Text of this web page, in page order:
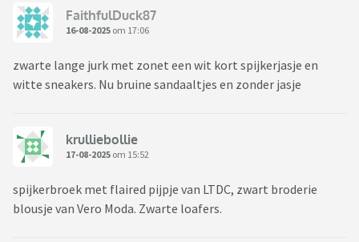
FaithfulDuck87
16-08-2025 om 17:06
zwarte lange jurk met zonet een wit kort spijkerjasje en
witte sneakers. Nu bruine sandaaltjes en zonder jasje
krulliebollie
17-08-2025 om 15:52
spijkerbroek met flaired pijpje van LTDC, zwart broderie
blousje van Vero Moda. Zwarte loafers.